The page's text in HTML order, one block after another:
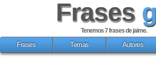
Frases
Tenemos 7frases de jaime.
Frases
Temas Autores